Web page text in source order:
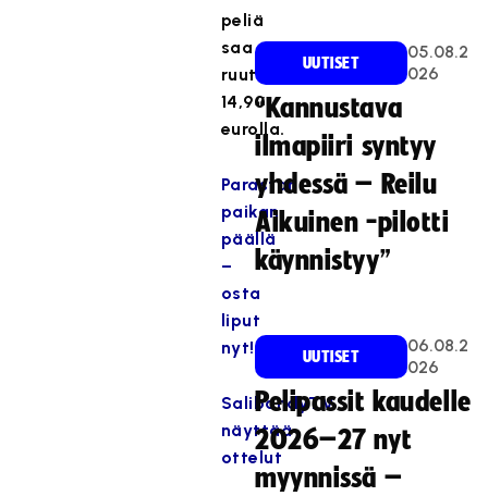
peliä
saa
ruutuun
14,90
eurolla.
Parastan
paikan
päällä
–
osta
liput
nyt!
SalibandyTV
näyttää
ottelut
UUTISET
05.08.2
026
“Kannustava
ilmapiiri syntyy
yhdessä – Reilu
Aikuinen -pilotti
käynnistyy”
UUTISET
06.08.2
026
Pelipassit kaudelle
2026–27 nyt
myynnissä –